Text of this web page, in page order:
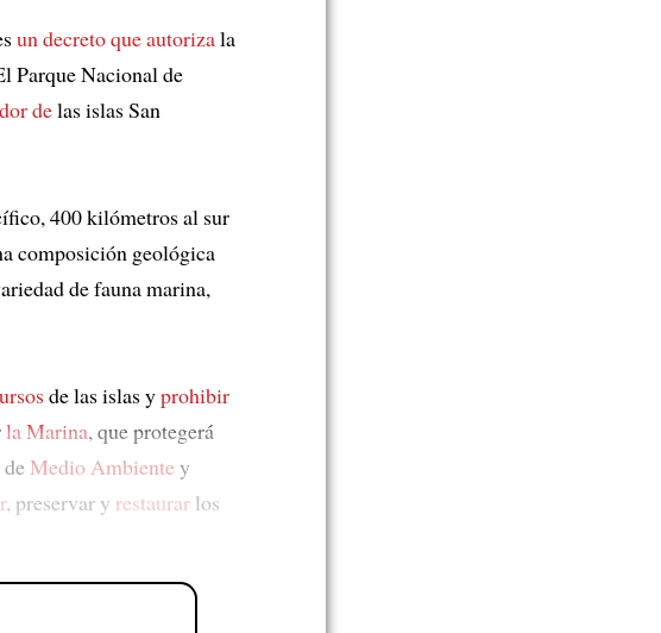
un decreto que autorizala
Parque Nacional de
delas islas San
400 kilómetros al sur
composición geológica
de fauna marina,
de las islas yprohibir
la Marina, que protegerá
Medio Ambientey
, preservar y restaurar los